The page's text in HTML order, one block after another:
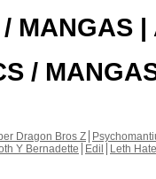
MANGAS |
/
Dragon Bros Z
Y Bernadette Edil
Leth Hate